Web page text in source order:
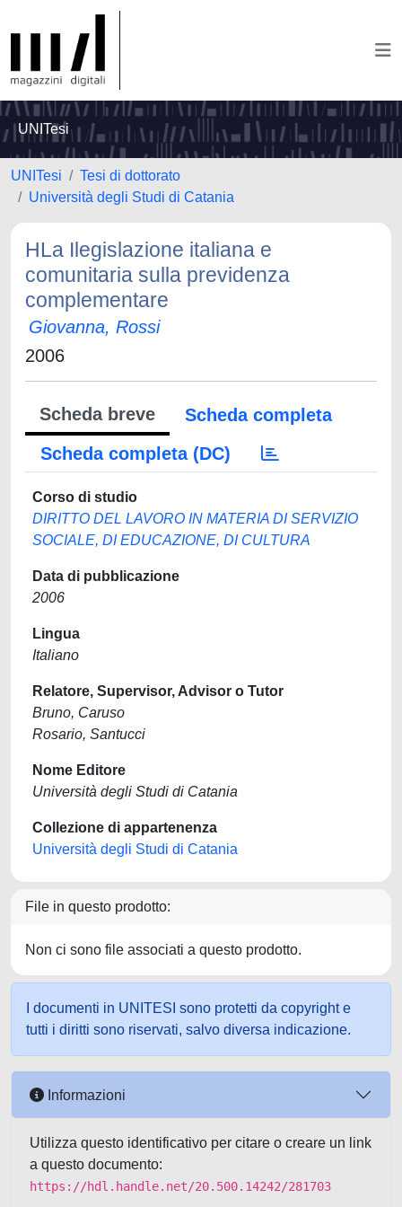
UNITesi
UNITesi
Tesi di dottorato
Università degli Studi di Catania
HLa Ilegislazione italiana e
comunitaria sulla previdenza
complementare
Giovanna, Rossi
2006
Scheda breve
Scheda completa
Scheda completa (DC)
Corso di studio
DIRITTO DEL LAVORO IN MATERIA DI SERVIZIO
SOCIALE, DI EDUCAZIONE, DI CULTURA
Data di pubblicazione
2006
Lingua
Italiano
Relatore, Supervisor, Advisor o Tutor
Bruno, Caruso
Rosario, Santucci
Nome Editore
Università degli Studi di Catania
Collezione di appartenenza
Università degli Studi di Catania
File in questo prodotto:
Non ci sono file associati a questo prodotto.
I documenti in UNITESI sono protetti da copyright e
tutti i diritti sono riservati, salvo diversa indicazione.
Informazioni
Utilizza questo identificativo per citare o creare un link
a questo documento:
https://hdl.handle.net/20.500.14242/281703